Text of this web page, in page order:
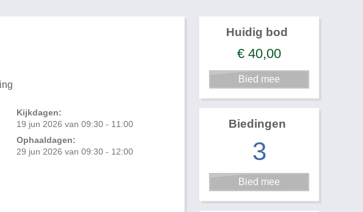
Kijkdagen:
19 jun 2026 van 09:30 - 11:00
Ophaaldagen:
29 jun 2026 van 09:30 - 12:00
Huidig bod
€ 40,00
Biedingen
3